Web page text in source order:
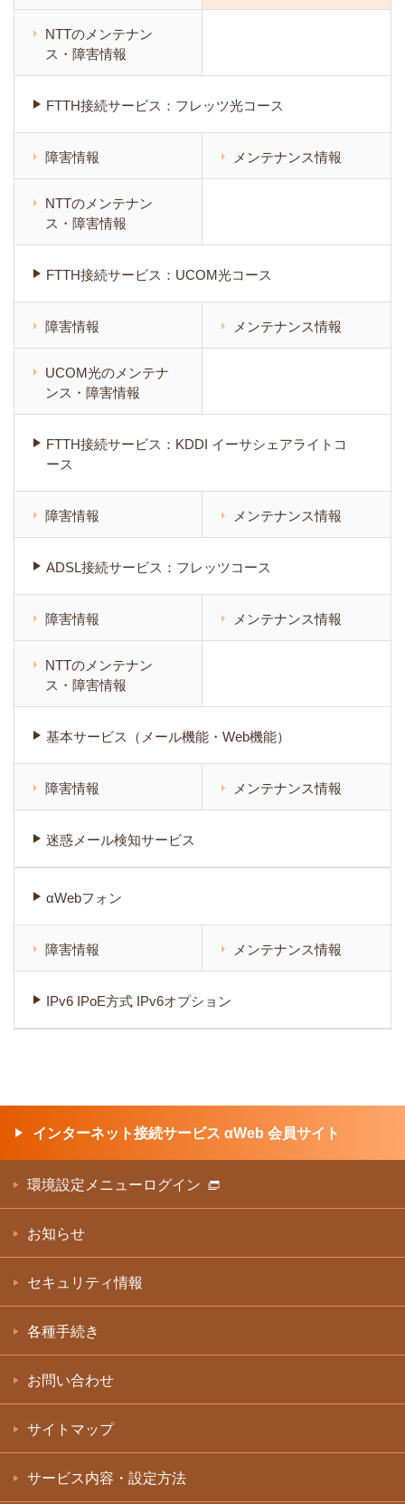
NTTのメンテナン
ス・障害情報
FTTH接続サービス：フレッツ光コース
障害情報 メンテナンス情報
NTTのメンテナン
ス・障害情報
FTTH接続サービス：UCOM光コース
障害情報 メンテナンス情報
UCOM光のメンテナ
ンス・障害情報
FTTH接続サービス：KDDI イーサシェアライトコ
ース
障害情報 メンテナンス情報
ADSL接続サービス：フレッツコース
障害情報 メンテナンス情報
NTTのメンテナン
ス・障害情報
基本サービス（メール機能・Web機能）
障害情報 メンテナンス情報
迷惑メール検知サービス
αWebフォン
障害情報 メンテナンス情報
IPv6 IPoE方式 IPv6オプション
インターネット接続サービス αWeb 会員サイト
環境設定メニューログイン
お知らせ
セキュリティ情報
各種手続き
お問い合わせ
サイトマップ
サービス内容・設定方法